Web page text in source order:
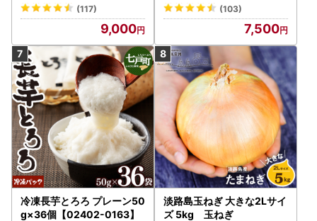
(117)
9,000
(103)
7,500
冷凍長芋とろろ プレーン50
g×36個【02402-0163】
淡路島玉ねぎ 大きな2Lサイ
ズ 5kg 玉ねぎ